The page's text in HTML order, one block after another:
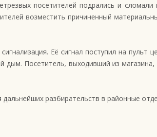
посетителей подрались и сломали
возместить причиненный
Её сигнал поступил на пульт
Посетитель, выходивший из магазина,
разбирательств в районные